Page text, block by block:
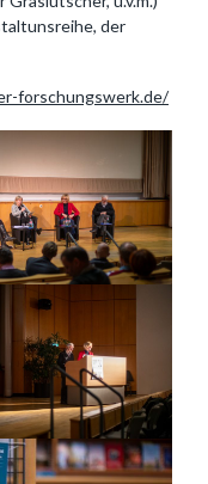
der
forschungswerk.de/